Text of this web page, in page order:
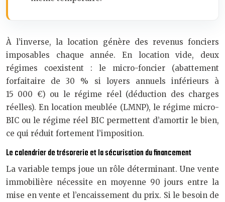
À l’inverse, la location génère des revenus fonciers
imposables chaque année. En location vide, deux
régimes coexistent : le micro-foncier (abattement
forfaitaire de 30 % si loyers annuels inférieurs à
15 000 €) ou le régime réel (déduction des charges
réelles). En location meublée (LMNP), le régime micro-
BIC ou le régime réel BIC permettent d’amortir le bien,
ce qui réduit fortement l’imposition.
Le calendrier de trésorerie et la sécurisation du financement
La variable temps joue un rôle déterminant. Une vente
immobilière nécessite en moyenne 90 jours entre la
mise en vente et l’encaissement du prix. Si le besoin de